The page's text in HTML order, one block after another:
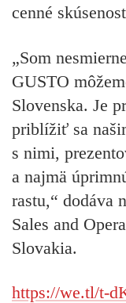
cenné
„Som
GUSTO
Slovenska. Je
priblížiť sa
s nimi,
a najmä
rastu,“ dodáva
Sales and
Slovakia.
https://we.tl/t-